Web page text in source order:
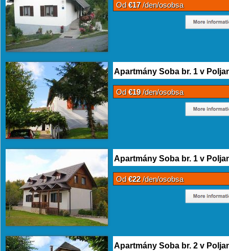
Od€17/den/osobsa
Apartmány Soba br. 1 v
Od€19/den/osobsa
Apartmány Soba br. 1 v
Od€22/den/osobsa
Apartmány Soba br. 2 v